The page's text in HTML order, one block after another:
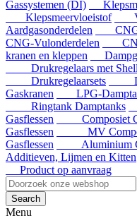
Gassystemen (DI)
Klepsmeervloeistof
Aardgasonderdelen
CNG-
CNG-Vulonderdelen
kranen en kleppen
Drukregelaars met
Drukregelaarsets
Gaskranen
LPG-
Ringtank Damptanks
Gasflessen
Composiet
Gasflessen
MV
Gasflessen
Aluminium
Additieven, Lijmen en Kitten
Product op aanvraag
Search
Menu